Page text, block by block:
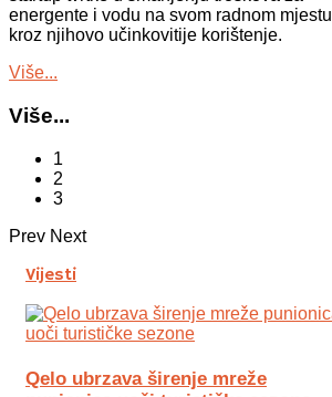
energente i vodu na svom radnom mjestu
kroz njihovo učinkovitije korištenje.
Više...
Više...
1
2
3
Prev Next
Vijesti
Qelo ubrzava širenje mreže